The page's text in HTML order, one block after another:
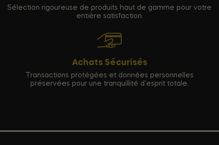
Sélection rigoureuse de produits haut de gamme pour votre
entière satisfaction.
Achats Sécurisés
Transactions protégées et données personnelles
préservées pour une tranquillité d'esprit totale.